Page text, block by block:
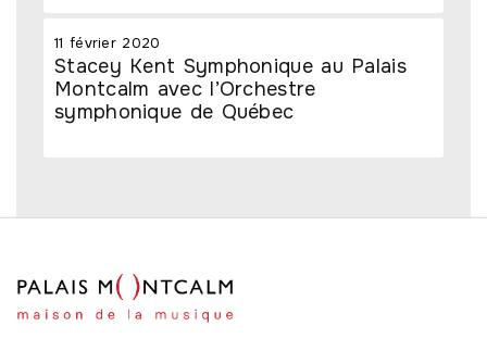
11 février 2020
Stacey Kent Symphonique au Palais
Montcalm avec l’Orchestre
symphonique de Québec